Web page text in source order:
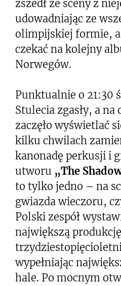
zszedł ze sceny z
udowadniając ze
olimpijskiej formie,
czekać na kolejny
Norwegów.
Punktualnie o 21:30
Stulecia zgasły, a na
zaczęło wyświetlać
kilku chwilach
kanonadę perkusji i
utworu „The
to tylko jedno – na
gwiazda wieczoru,
Polski zespół
największą
wypełniając
hale. Po mocnym